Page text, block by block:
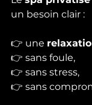
un besoin clair :
👉 une
👉 sans foule,
👉 sans stress,
👉 sans